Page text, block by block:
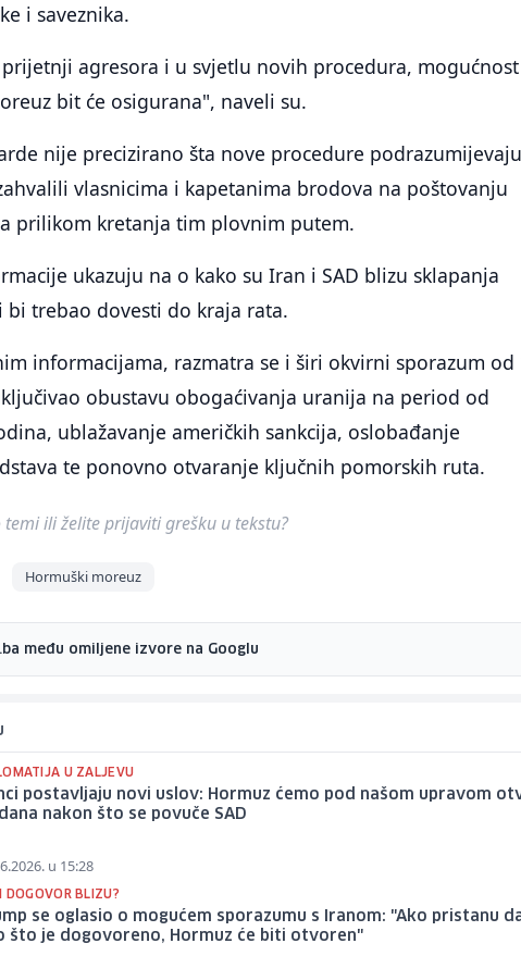
i saveznika.
agresora i u svjetlu novih procedura, mogućnost
bit će osigurana", naveli su.
nije precizirano šta nove procedure
vlasnicima i kapetanima brodova na poštovanju
prilikom kretanja tim plovnim putem.
ukazuju na o kako su Iran i SAD blizu sklapanja
bi trebao dovesti do kraja rata.
informacijama, razmatra se i širi okvirni sporazum od
obustavu obogaćivanja uranija na period od
ublažavanje američkih sankcija, oslobađanje
te ponovno otvaranje ključnih pomorskih ruta.
temi ili želite prijaviti grešku u tekstu?
Hormuški moreuz
među omiljene izvore na Googlu
U ZALJEVU
postavljaju novi uslov: Hormuz ćemo pod našom upravom
nakon što se povuče SAD
u 15:28
DOGOVOR BLIZU?
se oglasio o mogućem sporazumu s Iranom: "Ako pristanu
što je dogovoreno, Hormuz će biti otvoren"